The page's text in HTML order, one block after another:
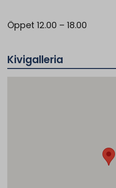
Öppet 12.00 – 18.00
Kivigalleria